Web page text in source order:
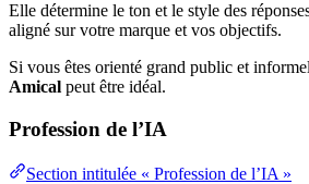
Elle détermine le ton et le style des
aligné sur votre marque et vos objectifs.
Si vous êtes orienté grand public et
Amical peut être idéal.
Profession de l’IA
Section intitulée « Profession de l’IA »